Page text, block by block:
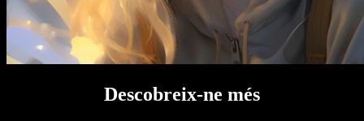
Descobreix-ne més